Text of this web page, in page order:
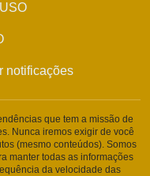
notificações
que tem a missão de
Nunca iremos exigir de você
(mesmo conteúdos). Somos
manter todas as informações
da velocidade das